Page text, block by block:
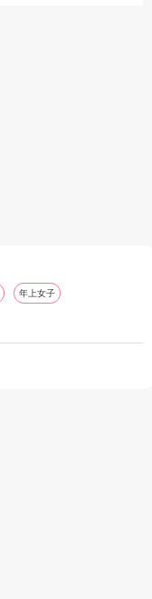
年上女子